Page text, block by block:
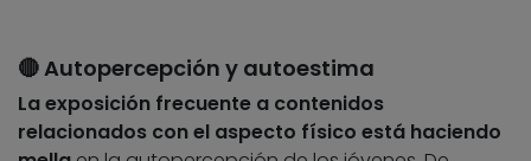
🔴 Autopercepción y autoestima
La exposición frecuente a contenidos
relacionados con el aspecto físico está haciendo